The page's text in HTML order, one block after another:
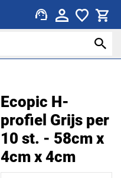
support_agent
Ecopic H-
profiel Grijs per
10 st. - 58cm x
4cm x 4cm